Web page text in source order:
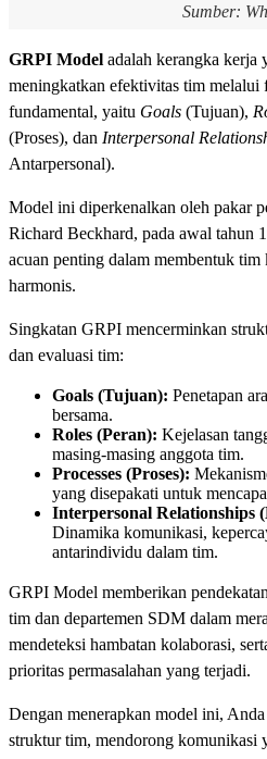
Sumber:
GRPI Model adalah kerangka kerja
meningkatkan efektivitas tim melalui
fundamental, yaitu Goals (Tujuan),
(Proses), dan Interpersonal
Antarpersonal).
Model ini diperkenalkan oleh pakar
Richard Beckhard, pada awal tahun
acuan penting dalam membentuk
harmonis.
Singkatan GRPI mencerminkan
dan evaluasi tim:
Goals (Tujuan): Penetapan
bersama.
Roles (Peran): Kejelasan
masing-masing anggota tim.
Processes (Proses):
yang disepakati untuk
Interpersonal Relationships
Dinamika komunikasi,
antarindividu dalam tim.
GRPI Model memberikan
tim dan departemen SDM dalam
mendeteksi hambatan kolaborasi,
prioritas permasalahan yang terjadi.
Dengan menerapkan model ini,
struktur tim, mendorong komunikasi